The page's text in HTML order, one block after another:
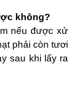
không?
nếu được xử
phải còn tươi
sau khi lấy ra